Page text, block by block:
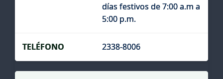
días festivos de 7:00 a.m a
5:00 p.m.
2338-8006